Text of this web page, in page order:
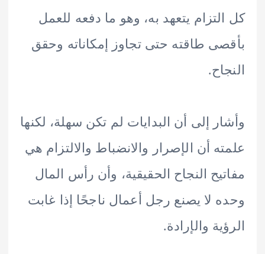
يتعهد به، وهو ما دفعه للعمل
طاقته حتى تجاوز إمكاناته وحقق
إلى أن البدايات لم تكن سهلة، لكنها
أن الإصرار والانضباط والالتزام هي
النجاح الحقيقية، وأن رأس المال
لا يصنع رجل أعمال ناجحًا إذا غابت
والإرادة.